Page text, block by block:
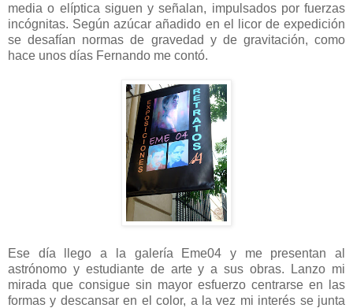
media o elíptica siguen y señalan, impulsados por fuerzas
incógnitas. Según azúcar añadido en el licor de expedición
se desafían normas de gravedad y de gravitación, como
hace unos días Fernando me contó.
Ese día llego a la galería Eme04 y me presentan al
astrónomo y estudiante de arte y a sus obras. Lanzo mi
mirada que consigue sin mayor esfuerzo centrarse en las
formas y descansar en el color, a la vez mi interés se junta